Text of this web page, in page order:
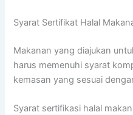
Syarat Sertifikat Halal
Makanan yang diajukan
harus memenuhi syarat
kemasan yang sesuai
Syarat sertifikasi halal